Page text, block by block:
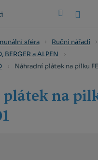
sféra
Ruční nářadí
BERGER a ALPEN
Náhradní plátek na pilku
na